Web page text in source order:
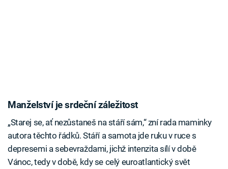
Manželství je srdeční záležitost
„Starej se, ať nezůstaneš na stáří sám,“ zní rada maminky
autora těchto řádků. Stáří a samota jde ruku v ruce s
depresemi a sebevraždami, jichž intenzita sílí v době
Vánoc, tedy v době, kdy se celý euroatlantický svět